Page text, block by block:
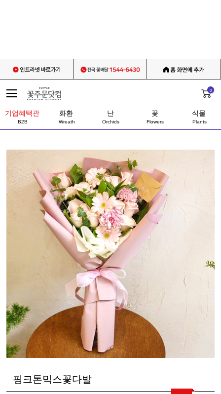
0
기업혜택관
B2B
화환
Wreath
난
Orchids
꽃
Flowers
식물
Plants
핑크톤믹스꽃다발